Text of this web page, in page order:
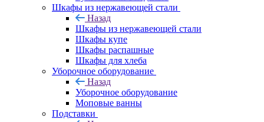
Шкафы из нержавеющей стали
Назад
Шкафы из нержавеющей стали
Шкафы купе
Шкафы распашные
Шкафы для хлеба
Уборочное оборудование
Назад
Уборочное оборудование
Моповые ванны
Подставки